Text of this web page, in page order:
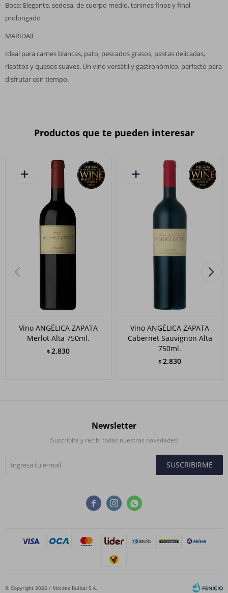
Boca: Elegante, sedosa, de cuerpo medio, taninos finos y final
prolongado
MARIDAJE
Ideal para carnes blancas, pato, pescados grasos, pastas delicadas,
risottos y quesos suaves. Un vino versátil y gastronómico, perfecto para
disfrutar con tiempo.
Productos que te pueden interesar
Vino ANGÉLICA ZAPATA
Merlot Alta 750ml.
$ 2.830
Vino ANGÉLICA ZAPATA
Cabernet Sauvignon Alta
750ml.
$ 2.830
  
Newsletter
¡Suscribite y recibí todas nuestras novedades!
SUSCRIBIRME
© Copyright 2026 / Moldes Ruibal S.A.